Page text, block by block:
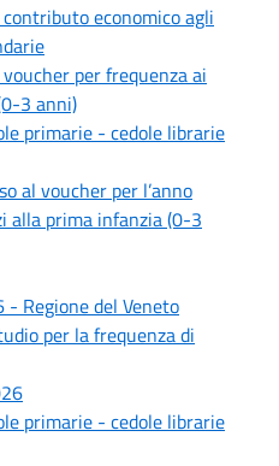
economico agli
per frequenza ai
3 anni)
primarie - cedole librarie
al voucher per l’anno
alla prima infanzia (0-3
Regione del Veneto
per la frequenza di
primarie - cedole librarie